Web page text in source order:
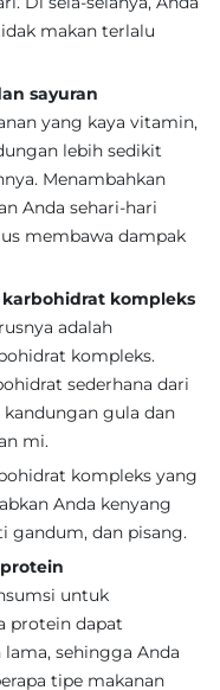
makan terlalu
sayuran
yang kaya vitamin,
lebih sedikit
Menambahkan
Anda sehari-hari
membawa dampak
kompleks
adalah
kompleks.
sederhana dari
gula dan
mi.
kompleks yang
Anda kenyang
gandum, dan pisang.
untuk
protein dapat
sehingga Anda
tipe makanan